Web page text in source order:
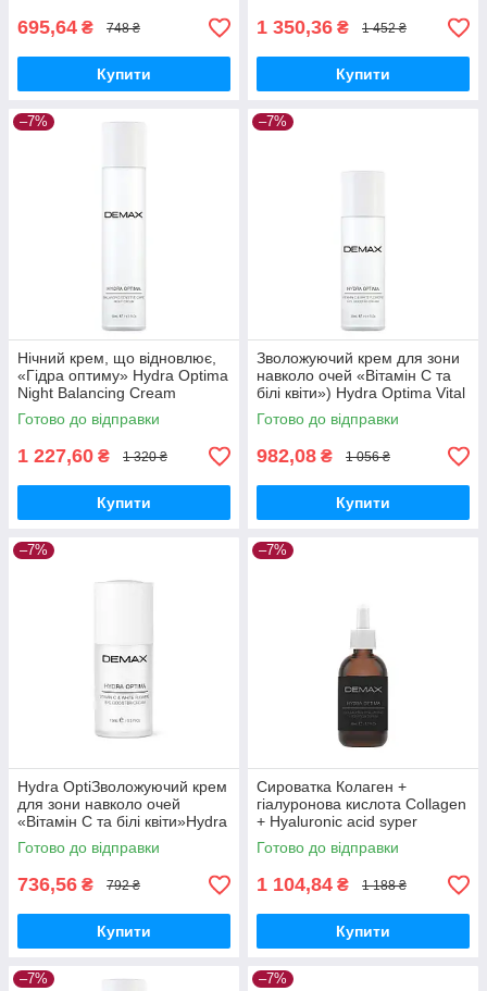
695,64 ₴ 748 ₴
Купити
1 350,36 ₴ 1 452 ₴
Купити
–7%
Нічний крем, що відновлює,
«Гідра оптиму» Hydra Optima
Night Balancing Cream
Sensitive Care Demax 50 мл
Готово до відправки
1 227,60 ₴ 1 320 ₴
Купити
–7%
Зволожуючий крем для зони
навколо очей «Вітамін C та
білі квіти») Hydra Optima Vital
Eye cream Demax 30 мл
Готово до відправки
982,08 ₴ 1 056 ₴
Купити
–7%
Hydra OptiЗволожуючий крем
для зони навколо очей
«Вітамін C та білі квіти»Hydra
Optima Vital Eye c Demax 15
мл
Готово до відправки
736,56 ₴ 792 ₴
Купити
–7%
Сироватка Колаген +
гіалуронова кислота Collagen
+ Hyaluronic acid syper
Demax 50 мл
Готово до відправки
1 104,84 ₴ 1 188 ₴
Купити
–7% –7%